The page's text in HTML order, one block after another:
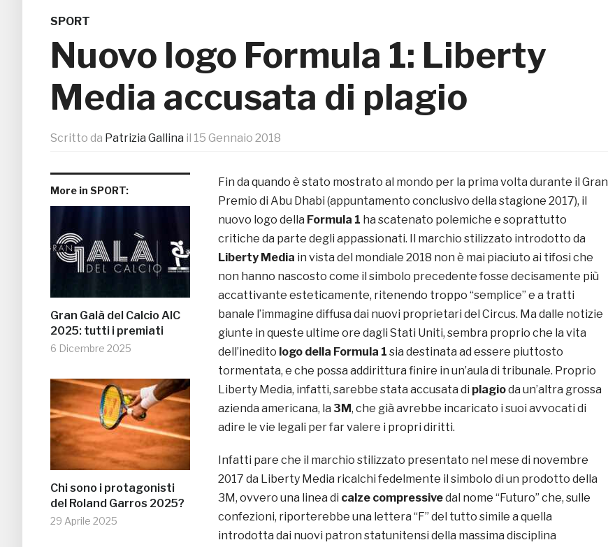
SPORT
Nuovo logo Formula 1: Liberty
Media accusata di plagio
Scritto da Patrizia Gallina il 15 Gennaio 2018
More in SPORT:
Gran Galà del Calcio AIC
2025: tutti i premiati
6 Dicembre 2025
Chi sono i protagonisti
del Roland Garros 2025?
29 Aprile 2025
Fin da quando è stato mostrato al mondo per la prima volta durante il Gran
Premio di Abu Dhabi (appuntamento conclusivo della stagione 2017), il
nuovo logo della Formula 1 ha scatenato polemiche e soprattutto
critiche da parte degli appassionati. Il marchio stilizzato introdotto da
Liberty Media in vista del mondiale 2018 non è mai piaciuto ai tifosi che
non hanno nascosto come il simbolo precedente fosse decisamente più
accattivante esteticamente, ritenendo troppo “semplice” e a tratti
banale l’immagine diffusa dai nuovi proprietari del Circus. Ma dalle notizie
giunte in queste ultime ore dagli Stati Uniti, sembra proprio che la vita
dell’inedito logo della Formula 1 sia destinata ad essere piuttosto
tormentata, e che possa addirittura finire in un’aula di tribunale. Proprio
Liberty Media, infatti, sarebbe stata accusata di plagioda un’altra grossa
azienda americana, la 3M, che già avrebbe incaricato i suoi avvocati di
adire le vie legali per far valere i propri diritti.
Infatti pare che il marchio stilizzato presentato nel mese di novembre
2017 da Liberty Media ricalchi fedelmente il simbolo di un prodotto della
3M, ovvero una linea di calze compressivedal nome “Futuro” che, sulle
confezioni, riporterebbe una lettera “F” del tutto simile a quella
introdotta dai nuovi patron statunitensi della massima disciplina